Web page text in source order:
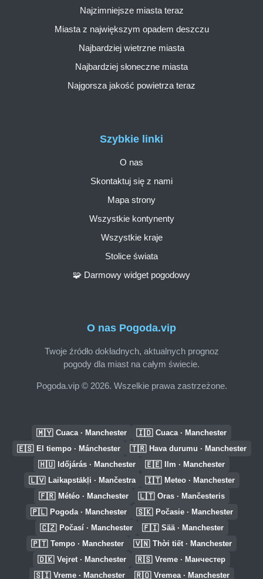
O nas Pogoda.vip
Twoje źródło dokładnych, aktualnych prognoz
pogody dla miast na całym świecie.
Pogoda.vip © 2026. Wszelkie prawa zastrzeżone.
Szybkie linki
O nas
Skontaktuj się z nami
Mapa strony
Wszystkie kontynenty
Wszystkie kraje
Stolice świata
🧩 Darmowy widget pogodowy
Najzimniejsze miasta teraz
Miasta z największym opadem deszczu
Najbardziej wietrzne miasta
Najbardziej słoneczne miasta
Najgorsza jakość powietrza teraz
🇲🇾 Cuaca · Manchester 🇮🇩 Cuaca · Manchester
🇪🇸 El tiempo · Mánchester 🇹🇷 Hava durumu · Manchester
🇭🇺 Időjárás · Manchester 🇪🇪 Ilm · Manchester
🇱🇻 Laikapstākļi · Mančestra 🇮🇹 Meteo · Manchester
🇫🇷 Météo · Manchester 🇱🇹 Oras · Mančesteris
🇵🇱 Pogoda · Manchester 🇸🇰 Počasie · Manchester
🇨🇿 Počasí · Manchester 🇫🇮 Sää · Manchester
🇵🇹 Tempo · Manchester 🇻🇳 Thời tiết · Manchester
🇩🇰 Vejret · Manchester 🇷🇸 Vreme · Манчестер
🇸🇮 Vreme · Manchester 🇷🇴 Vremea · Manchester